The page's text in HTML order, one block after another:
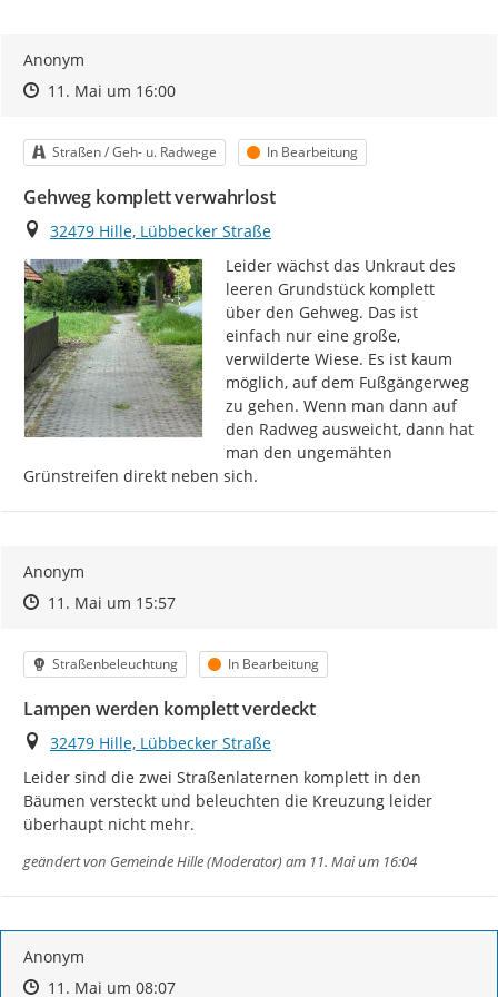
„Erledigte“ Mängelmeldungen
Mängelmelder sichtbar, wenn das Feld „Alle Filter Löschen“
oder „Status“, angeklickt bzw. „Erledigt“ ausgewählt wird. Sie
Vielen Dank für Ihre Mithilfe!
Anonym
Zeitpunkt des Erstellens
Zeitpunkt des Erstellens
11. Mai um 16:00Zur Äußerung
Kategorie
Straßen / Geh- u. Radwege Status
In Bearbeitung
Gehweg komplett verwahrlost
Ort
32479 Hille, Lübbecker Straße
Leider wächst das Unkraut des
leeren Grundstück komplett
über den Gehweg. Das ist
einfach nur eine große,
verwilderte Wiese. Es ist kaum
möglich, auf dem Fußgängerweg
zu gehen. Wenn man dann auf
den Radweg ausweicht, dann hat
man den ungemähten
Grünstreifen direkt neben sich.
Anonym
Zeitpunkt des Erstellens
Zeitpunkt des Erstellens
11. Mai um 15:57Zur Äußerung
Kategorie
Straßenbeleuchtung Status
In Bearbeitung
Lampen werden komplett verdeckt
Ort
32479 Hille, Lübbecker Straße
Leider sind die zwei Straßenlaternen komplett in den
Bäumen versteckt und beleuchten die Kreuzung leider
überhaupt nicht mehr.
geändert von Gemeinde Hille (Moderator)am 11. Mai um 16:04
Anonym
Zeitpunkt des Erstellens
Zeitpunkt des Erstellens
11. Mai um 08:07Zur Äußerung